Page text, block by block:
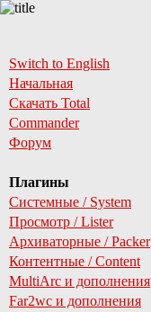
Switch to English
Начальная
Скачать Total
Commander
Форум
Плагины
Системные / System
Просмотр / Lister
Архиваторные / Packer
Контентные / Content
MultiArc и дополнения
Far2wc и дополнения